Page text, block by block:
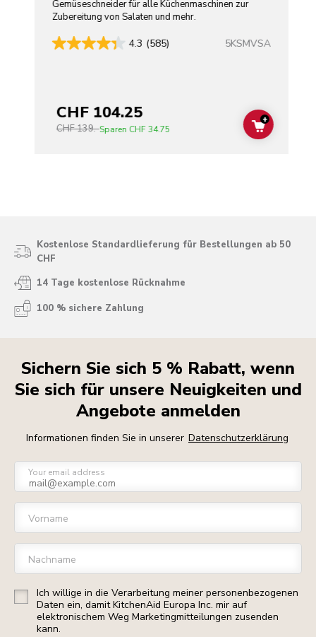
Gemüseschneider für alle Küchenmaschinen zur
Zubereitung von Salaten und mehr.
4.3 (585) 5KSMVSA
CHF 104.25
CHF 139.-Sparen CHF 34.75 ADD TO
+
Kostenlose Standardlieferung für Bestellungen ab 50
CHF
14 Tage kostenlose Rücknahme
100 % sichere Zahlung
Sichern Sie sich 5 % Rabatt, wenn
Sie sich für unsere Neuigkeiten und
Angebote anmelden
Informationen finden Sie in unserer Datenschutzerklärung
Your email address
Vorname
Nachname
Ich willige in die Verarbeitung meiner personenbezogenen
Daten ein, damit KitchenAid Europa Inc. mir auf
elektronischem Weg Marketingmitteilungen zusenden
kann.